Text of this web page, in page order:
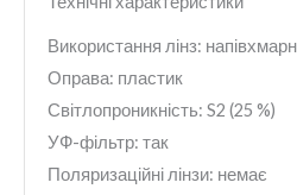
Використання лінз:
Оправа: пластик
Світлопроникність: S2 (25 %)
УФ-фільтр: так
Поляризаційні лінзи: немає